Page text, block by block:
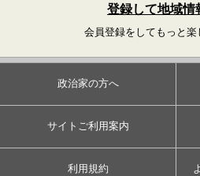
登録して地域情
会員登録をしてもっと楽
政治家の方へ
サイトご利用案内
利用規約